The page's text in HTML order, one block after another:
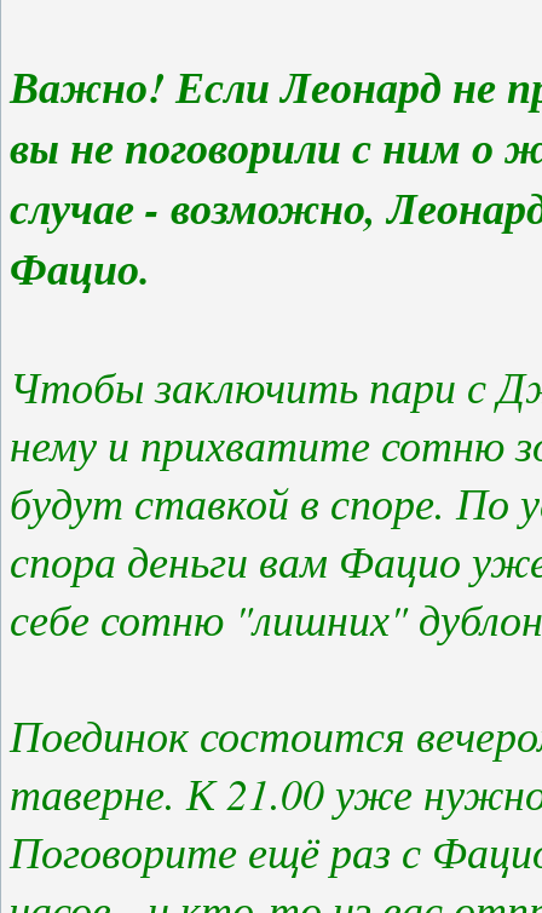
Важно! Если Леонард не
вы не поговорили с ним о
случае - возможно,
Фацио.
Чтобы заключить пари с
нему и прихватите сотню
будут ставкой в споре. По
спора деньги вам Фацио
себе сотню "лишних"
Поединок состоится
таверне. К 21.00 уже
Поговорите ещё раз с